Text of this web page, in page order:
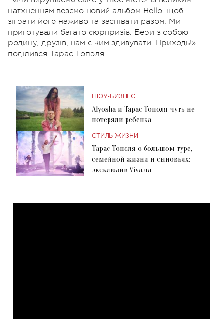
натхненням веземо новий альбом Hello, щоб
зіграти його наживо та заспівати разом. Ми
приготували багато сюрпризів. Бери з собою
родину, друзів, нам є чим здивувати. Приходь!» —
поділився Тарас Тополя.
ШОУ-БИЗНЕС
Alyosha и Тарас Тополя чуть не
потеряли ребенка
СТИЛЬ ЖИЗНИ
Тарас Тополя о большом туре,
семейной жизни и сыновьях:
эксклюзив Viva.ua